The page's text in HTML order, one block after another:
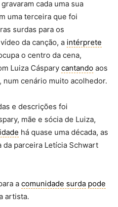
gravaram cada uma sua
uma terceira que foi
surdas para os
da canção, a intérprete
o centro da cena,
Luiza Cáspary cantando aos
num cenário muito acolhedor.
e descrições foi
mãe e sócia de Luiza,
há quase uma década, as
da parceira Letícia Schwart
a comunidade surda pode
artista.